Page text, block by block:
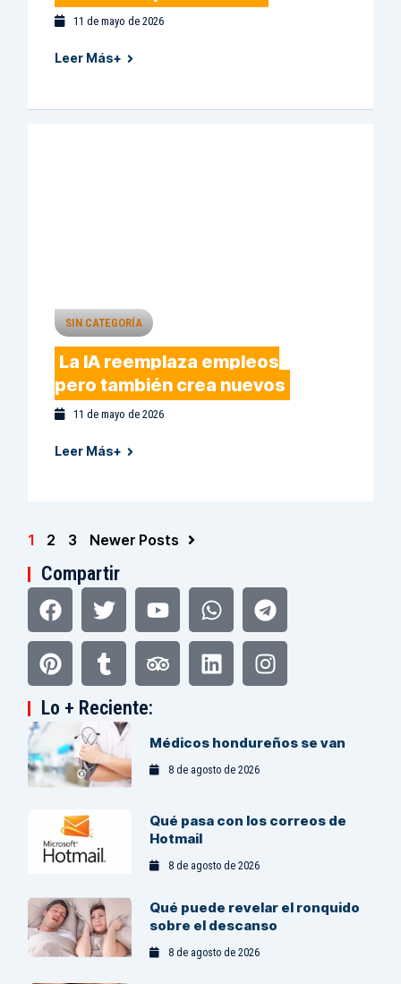
11 de mayo de 2026
Leer Más+
SIN CATEGORÍA
La IA reemplaza empleos
pero también crea nuevos
11 de mayo de 2026
Leer Más+
1 2 3 Newer Posts
Compartir
Facebook
TwitterYoutubeWhatsappTelegram
Pinterest
TumblrTripadvisor
LinkedinInstagram
Lo + Reciente:
Médicos hondureños se van
8 de agosto de 2026
Qué pasa con los correos de
Hotmail
8 de agosto de 2026
Qué puede revelar el ronquido
sobre el descanso
8 de agosto de 2026